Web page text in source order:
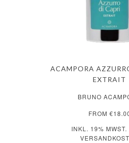
ACAMPORA
EXTRAIT
BRUNO
FROM
INKL. 19% MWST.